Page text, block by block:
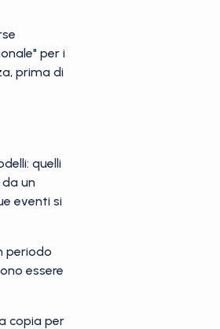
per i
prima di
quelli
un
eventi si
periodo
essere
copia per